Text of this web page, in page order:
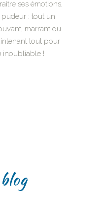
ses émotions,
: tout un
marrant ou
tout pour
inoubliable !